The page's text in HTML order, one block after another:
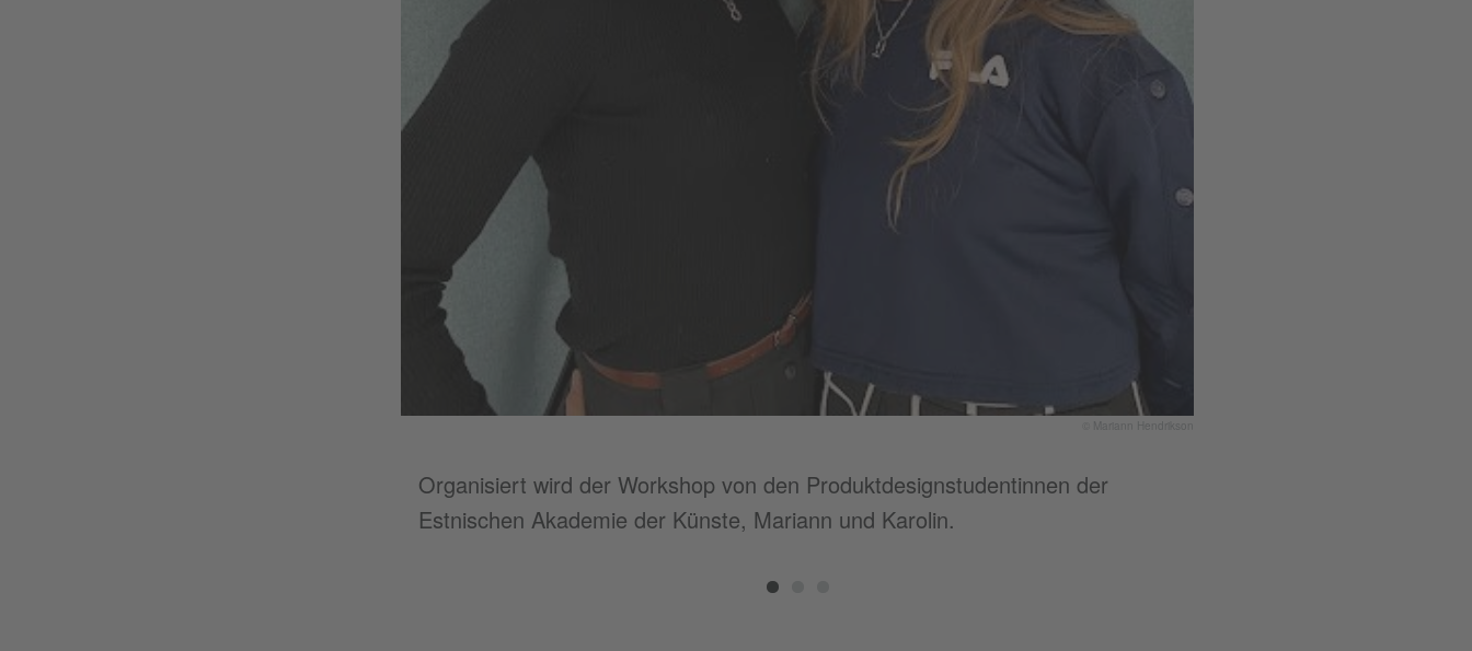
© Mariann Hendrikson
Organisiert wird der Workshop von den Produktdesignstudentinnen der
Estnischen Akademie der Künste, Mariann und Karolin.